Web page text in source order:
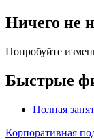
Ничего не
Попробуйте
Быстрые
Полная
Корпоративная